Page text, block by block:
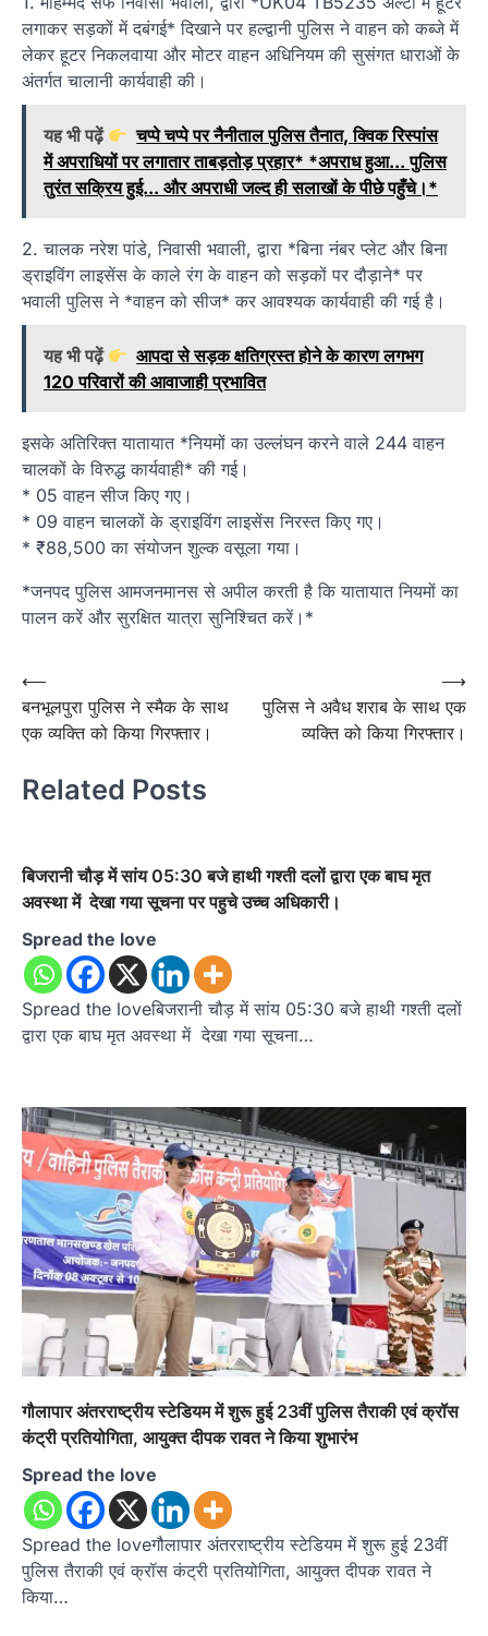
लगाकर सड़कों में दबंगई* दिखाने पर हल्द्वानी पुलिस ने वाहन को कब्जे में
लेकर हूटर निकलवाया और मोटर वाहन अधिनियम की सुसंगत धाराओं के
अंतर्गत चालानी कार्यवाही की।
यह भी पढ़ें
चप्पे चप्पे पर नैनीताल पुलिस तैनात, क्विक रिस्पांस
में अपराधियों पर लगातार ताबड़तोड़ प्रहार* *अपराध हुआ... पुलिस
तुरंत सक्रिय हुई... और अपराधी जल्द ही सलाखों के पीछे पहुँचे।*
2. चालक नरेश पांडे, निवासी भवाली, द्वारा *बिना नंबर प्लेट और बिना
ड्राइविंग लाइसेंस के काले रंग के वाहन को सड़कों पर दौड़ाने* पर
भवाली पुलिस ने *वाहन को सीज* कर आवश्यक कार्यवाही की गई है।
यह भी पढ़ें
आपदा से सड़क क्षतिग्रस्त होने के कारण लगभग
120 परिवारों की आवाजाही प्रभावित
इसके अतिरिक्त यातायात *नियमों का उल्लंघन करने वाले 244 वाहन
चालकों के विरुद्ध कार्यवाही* की गई।
* 05 वाहन सीज किए गए।
* 09 वाहन चालकों के ड्राइविंग लाइसेंस निरस्त किए गए।
* ₹88,500 का संयोजन शुल्क वसूला गया।
*जनपद पुलिस आमजनमानस से अपील करती है कि यातायात नियमों का
पालन करें और सुरक्षित यात्रा सुनिश्चित करें।*
Post
navigation
⟵
बनभूलपुरा पुलिस ने स्मैक के साथ
एक व्यक्ति को किया गिरफ्तार।
पुलिस ने अवैध शराब के साथ एक
व्यक्ति को किया गिरफ्तार।
⟶
Related Posts
बिजरानी चौड़ में सांय 05:30 बजे हाथी गश्ती दलों द्वारा एक बाघ मृत
अवस्था में देखा गया सूचना पर पहुचे उच्च अधिकारी।
Spread the love
Spread the loveबिजरानी चौड़ में सांय 05:30 बजे हाथी गश्ती दलों
द्वारा एक बाघ मृत अवस्था में देखा गया सूचना…
गौलापार अंतरराष्ट्रीय स्टेडियम में शुरू हुई 23वीं पुलिस तैराकी एवं क्रॉस
कंट्री प्रतियोगिता, आयुक्त दीपक रावत ने किया शुभारंभ
Spread the love
Spread the loveगौलापार अंतरराष्ट्रीय स्टेडियम में शुरू हुई 23वीं
पुलिस तैराकी एवं क्रॉस कंट्री प्रतियोगिता, आयुक्त दीपक रावत ने
किया…